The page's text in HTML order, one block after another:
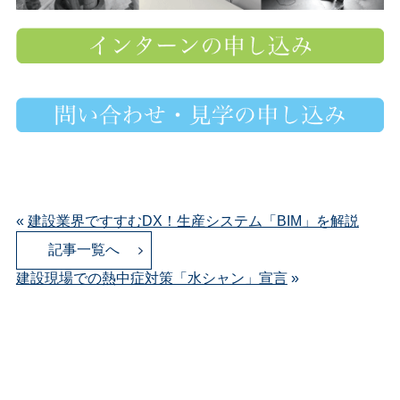
« 建設業界ですすむDX！生産システム「BIM」を解説
記事一覧へ
建設現場での熱中症対策「水シャン」宣言»